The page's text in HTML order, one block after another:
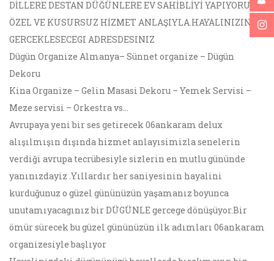
DİLLERE DESTAN DÜĞÜNLERE EV SAHİBLİYİ YAPIYORUZ,
ÖZEL VE KUSURSUZ HİZMET ANLAŞIYLA.HAYALINIZIN
GERCEKLESECEGI ADRESDESINIZ
Dügün Organize Almanya– Sünnet organize – Dügün
Dekoru
Kina Organize – Gelin Masasi Dekoru – Yemek Servisi –
Meze servisi – Orkestra vs…
Avrupaya yeni bir ses getirecek 06ankaram delux
alışılmışın dışında hizmet anlayısimizla senelerin
verdiği avrupa tecrübesiyle sizlerin en mutlu gününde
yanınızdayiz .Yıllardır her saniyesinin hayalini
kurduğunuz o güzel gününüzün yaşamanız boyunca
unutamıyacagınız bir DÜGÜNLE gercege dönüşüyor.Bir
ömür sürecek bu güzel gününüzün ilk adımları 06ankaram
organizesiyle başlıyor